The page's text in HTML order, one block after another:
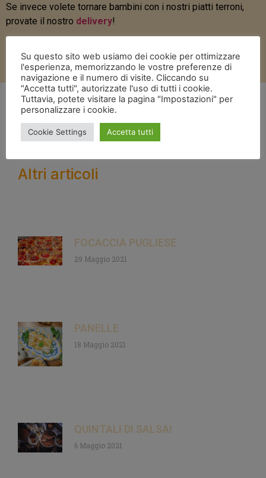
Se invece volete tornare bambini con i nostri piatti terroni,
provate il nostro delivery!
VAI AL DELIVERY!
Aprile 15, 2021
Altri articoli
FOCACCIA PUGLIESE
29 Maggio 2021
PANELLE
18 Maggio 2021
QUINTALI DI SALSA!
6 Maggio 2021
Su questo sito web usiamo dei cookie per ottimizzare
l'esperienza, memorizzando le vostre preferenze di
navigazione e il numero di visite. Cliccando su
"Accetta tutti", autorizzate l'uso di tutti i cookie.
Tuttavia, potete visitare la pagina "Impostazioni" per
personalizzare i cookie.
Cookie Settings Accetta tutti